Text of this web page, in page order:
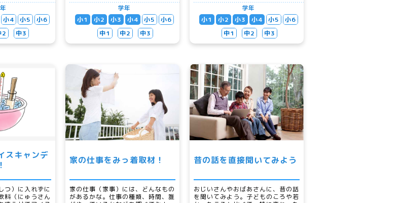
小4 小5
小6
2 中3
学年
小1
小2 小3 小4 小5
小6
中1
中2 中3
学年
小1
小2 小3 小4 小5
小6
中1
中2 中3
スキャンデ
つ）に入れずに
料（にゅうさん
家の仕事をみっ着取材！
家の仕事（家事）には、どんなもの
があるかな。仕事の種類、時間、誰
昔の話を直接聞いてみよう
おじいさんやおばあさんに、昔の話
を聞いてみよう。子どものころや若